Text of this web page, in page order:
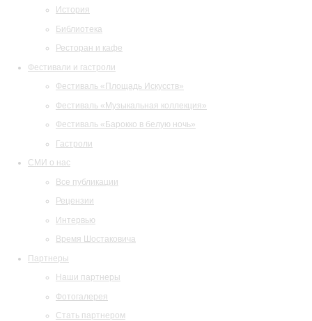
История
Библиотека
Ресторан и кафе
Фестивали и гастроли
Фестиваль «Площадь Искусств»
Фестиваль «Музыкальная коллекция»
Фестиваль «Барокко в белую ночь»
Гастроли
СМИ о нас
Все публикации
Рецензии
Интервью
Время Шостаковича
Партнеры
Наши партнеры
Фотогалерея
Стать партнером